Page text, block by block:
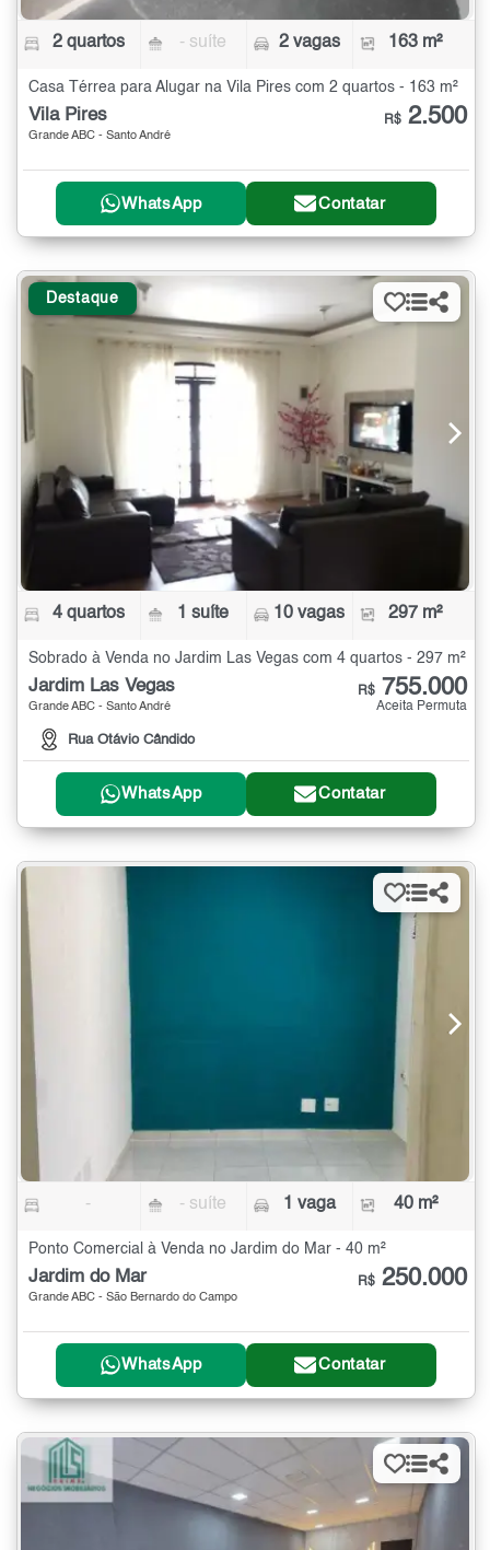
2 quartos - suíte 2 vagas 163 m²
Casa Térrea para Alugar na Vila Pires com 2 quartos - 163 m²
Vila Pires
Grande ABC - Santo André
R$ 2.500
WhatsApp Contatar
Destaque
4 quartos 1 suíte 10 vagas 297 m²
Sobrado à Venda no Jardim Las Vegas com 4 quartos - 297 m²
Jardim Las Vegas
Grande ABC - Santo André
Rua Otávio Cândido
R$ 755.000
Aceita Permuta
WhatsApp Contatar
- - suíte 1 vaga 40 m²
Ponto Comercial à Venda no Jardim do Mar - 40 m²
Jardim do Mar
Grande ABC - São Bernardo do Campo
R$ 250.000
WhatsApp Contatar